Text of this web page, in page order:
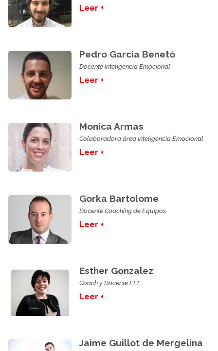
Leer +
Pedro García Benetó
Docente Inteligencia Emocional
Leer +
Monica Armas
Colaboradora área Inteligencia Emocional
Leer +
Gorka Bartolome
Docente Coaching de Equipos
Leer +
Esther Gonzalez
Coach y Docente EEL
Leer +
Jaime Guillot de Mergelina